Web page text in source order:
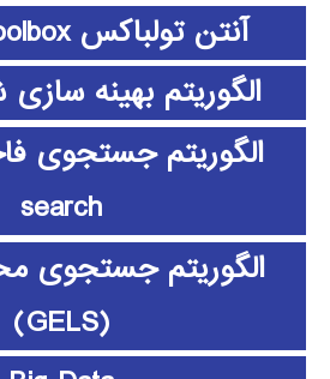
آنتن تولباکس antenna toolbox
الگوریتم بهینه سازی
search
الگوریتم جستجوی
(GELS)